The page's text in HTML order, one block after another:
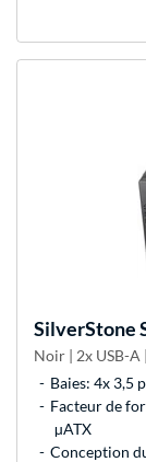
SilverStone
Noir | 2x USB-A
Baies: 4x 3,5
Facteur de
µATX
Conception